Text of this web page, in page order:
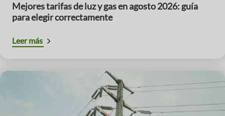
Mejores tarifas de luz y gas en agosto 2026: guía
para elegir correctamente
Leer más